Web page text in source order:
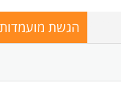
במסלולי תעסוקה,
הרשויות השונות (רשויות
הגשת מועמדות